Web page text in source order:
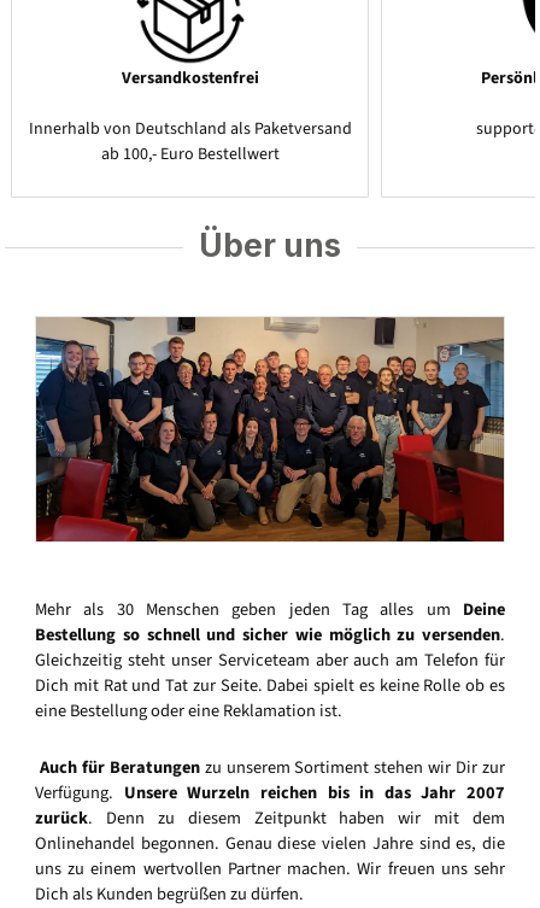
Versandkostenfrei
Innerhalb von Deutschland als Paketversand
ab 100,- Euro Bestellwert
Über uns
Mehr als 30 Menschen geben jeden Tag alles um Deine
Bestellung so schnell und sicher wie möglich zu versenden.
Gleichzeitig steht unser Serviceteam aber auch am Telefon für
Dich mit Rat und Tat zur Seite. Dabei spielt es keine Rolle ob es
eine Bestellung oder eine Reklamation ist.
Auch für Beratungenzu unserem Sortiment stehen wir Dir zur
Verfügung. Unsere Wurzeln reichen bis in das Jahr 2007
zurück. Denn zu diesem Zeitpunkt haben wir mit dem
Onlinehandel begonnen. Genau diese vielen Jahre sind es, die
uns zu einem wertvollen Partner machen. Wir freuen uns sehr
Dich als Kunden begrüßen zu dürfen.